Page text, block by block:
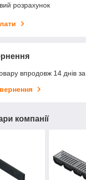
розрахунок
впродовж 14 днів
компанії